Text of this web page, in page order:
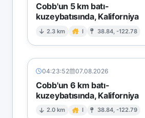
Cobb'un 5 km batı-
kuzeybatısında, Kaliforniya
2.3 km I 38.84, -122.78
04:23:52 07.08.2026
Cobb'un 6 km batı-
kuzeybatısında, Kaliforniya
2.0 km I 38.84, -122.79